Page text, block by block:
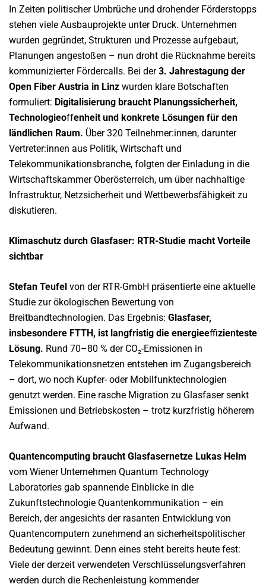
In Zeiten politischer Umbrüche und drohender Förderstopps
stehen viele Ausbauprojekte unter Druck. Unternehmen
wurden gegründet, Strukturen und Prozesse aufgebaut,
Planungen angestoßen – nun droht die Rücknahme bereits
kommunizierter Fördercalls. Bei der3. Jahrestagung der
Open Fiber Austria in Linz wurden klare Botschaften
formuliert: Digitalisierung braucht Planungssicherheit,
Technologieoffenheit und konkrete Lösungen für den
ländlichen Raum. Über 320 Teilnehmer:innen, darunter
Vertreter:innen aus Politik, Wirtschaft und
Telekommunikationsbranche, folgten der Einladung in die
Wirtschaftskammer Oberösterreich, um über nachhaltige
Infrastruktur, Netzsicherheit und Wettbewerbsfähigkeit zu
diskutieren.
Klimaschutz durch Glasfaser: RTR-Studie macht Vorteile
sichtbar
Stefan Teufel von der RTR-GmbH präsentierte eine aktuelle
Studie zur ökologischen Bewertung von
Breitbandtechnologien. Das Ergebnis: Glasfaser,
insbesondere FTTH, ist langfristig die energieeffizienteste
Lösung. Rund 70–80 % der CO₂-Emissionen in
Telekommunikationsnetzen entstehen im Zugangsbereich
– dort, wo noch Kupfer- oder Mobilfunktechnologien
genutzt werden. Eine rasche Migration zu Glasfaser senkt
Emissionen und Betriebskosten – trotz kurzfristig höherem
Aufwand.
Quantencomputing braucht Glasfasernetze Lukas Helm
vom Wiener Unternehmen Quantum Technology
Laboratories gab spannende Einblicke in die
Zukunftstechnologie Quantenkommunikation – ein
Bereich, der angesichts der rasanten Entwicklung von
Quantencomputern zunehmend an sicherheitspolitischer
Bedeutung gewinnt. Denn eines steht bereits heute fest:
Viele der derzeit verwendeten Verschlüsselungsverfahren
werden durch die Rechenleistung kommender